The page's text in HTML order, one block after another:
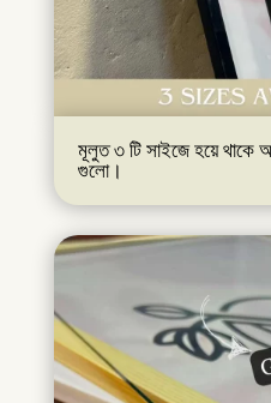
মূলুত ৩ টি সাইজে হয়ে থাকে
গুলো।